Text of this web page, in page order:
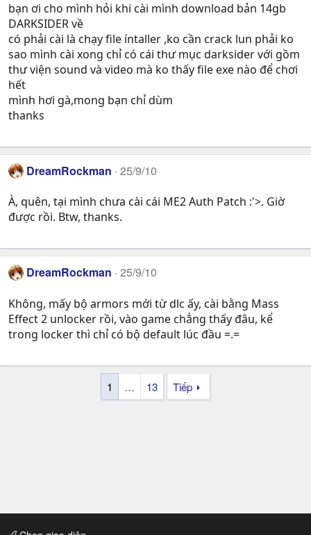
bạn ơi cho mình hỏi khi cài mình download bản 14gb
DARKSIDER về
có phải cài là chạy file íntaller ,ko cần crack lun phải ko
sao mình cài xong chỉ có cái thư mục darksider với gồm
thư viện sound và video mà ko thấy file exe nào để chơi
hết
mình hơi gà,mong bạn chỉ dùm
thanks
DreamRockman 25/9/10
À, quên, tại mình chưa cài cái ME2 Auth Patch :'>. Giờ
được rồi. Btw, thanks.
DreamRockman 25/9/10
Không, mấy bộ armors mới từ dlc ấy, cài bằng Mass
Effect 2 unlocker rồi, vào game chẳng thấy đâu, kể
trong locker thì chỉ có bộ default lúc đầu =.=
1 … 13 Tiếp